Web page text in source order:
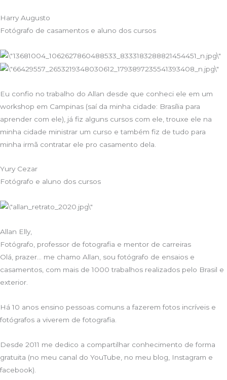
Harry Augusto
Fotógrafo de casamentos e aluno dos cursos
Eu confio no trabalho do Allan desde que conheci ele em um
workshop em Campinas (saí da minha cidade: Brasília para
aprender com ele), já fiz alguns cursos com ele, trouxe ele na
minha cidade ministrar um curso e também fiz de tudo para
minha irmã contratar ele pro casamento dela.
Yury Cezar
Fotógrafo e aluno dos cursos
Allan Elly,
Fotógrafo, professor de fotografia e mentor de carreiras
Olá, prazer… me chamo Allan, sou fotógrafo de ensaios e
casamentos, com mais de 1000 trabalhos realizados pelo Brasil e
exterior.
Há 10 anos ensino pessoas comuns a fazerem fotos incríveis e
fotógrafos a viverem de fotografia.
Desde 2011 me dedico a compartilhar conhecimento de forma
gratuita (no meu canal do YouTube, no meu blog, Instagram e
facebook).